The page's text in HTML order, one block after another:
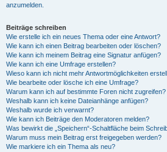
anzumelden.
Beiträge schreiben
Wie erstelle ich ein neues Thema oder eine Antwort?
Wie kann ich einen Beitrag bearbeiten oder löschen?
Wie kann ich meinem Beitrag eine Signatur anfügen?
Wie kann ich eine Umfrage erstellen?
Wieso kann ich nicht mehr Antwortmöglichkeiten
Wie bearbeite oder lösche ich eine Umfrage?
Warum kann ich auf bestimmte Foren nicht zugreifen?
Weshalb kann ich keine Dateianhänge anfügen?
Weshalb wurde ich verwarnt?
Wie kann ich Beiträge den Moderatoren melden?
Was bewirkt die „Speichern“-Schaltfläche beim
Warum muss mein Beitrag erst freigegeben werden?
Wie markiere ich ein Thema als neu?